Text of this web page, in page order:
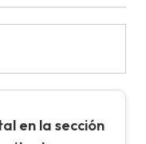
en la sección